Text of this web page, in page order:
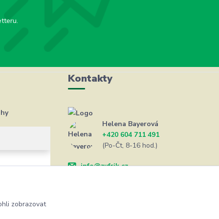
Kontakty
Helena Bayerová
+420 604 711 491
(Po-Čt, 8-16 hod.)
info@zufrik.cz
zobrazovat